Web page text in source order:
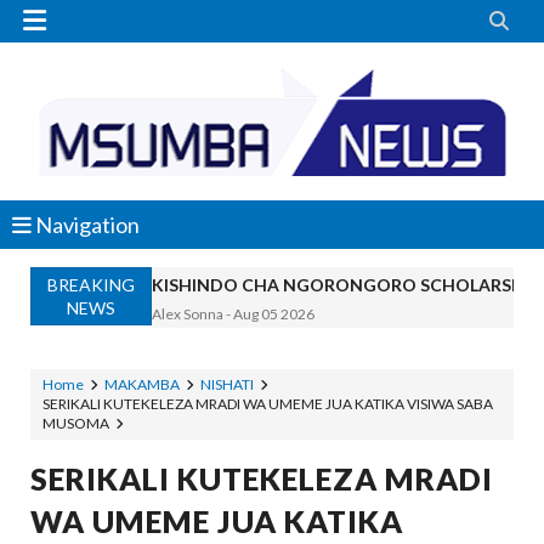
 
Navigation
BREAKING
NEWS
Alex Sonna-Aug 05 2026
KAULIMBIU YA PSSSF YA ‘TUNALIPA
TANZANIA KUNUFAIKA NA SH. BILIONI
OSCAR ASSENGA-Aug 05 2026
OSCAR ASSENGA -Aug 05 2026
Alex Sonna- Aug 05 2026
Home MAKAMBA
NISHATI
SERIKALI KUTEKELEZA MRADI WA UMEME JUA KATIKA VISIWA SABA
MUSOMA
SERIKALI KUTEKELEZA MRADI
WA UMEME JUA KATIKA